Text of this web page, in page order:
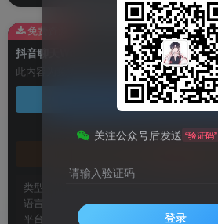
抖音聊天Windows官方版
此内容为免费资源，请登录后查看
登录查看
技术支持
类型
语言
平台
免费资源
关注公众号后发送 “验证码”
请输入验证码
登录